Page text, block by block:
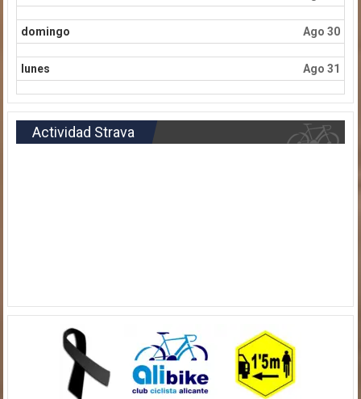
domingo Ago 30
lunes Ago 31
Actividad Strava